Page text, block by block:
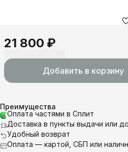
21 800 ₽
Добавить в корзину
Преимущества
Оплата частями в Сплит
Доставка в пункты выдачи или
Удобный возврат
Оплата — картой, СБП или